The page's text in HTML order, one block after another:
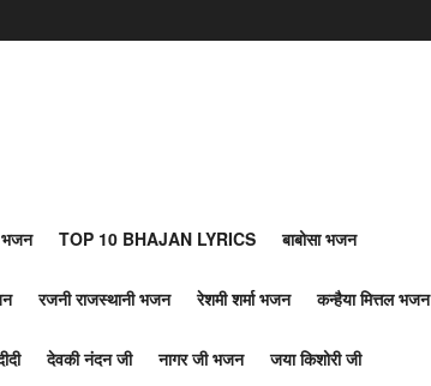
TOP 10 BHAJAN LYRICS बाबोसा भजन
रजनी राजस्थानी भजन रेशमी शर्मा भजन कन्हैया मित्तल भजन
देवकी नंदन जी नागर जी भजन जया किशोरी जी